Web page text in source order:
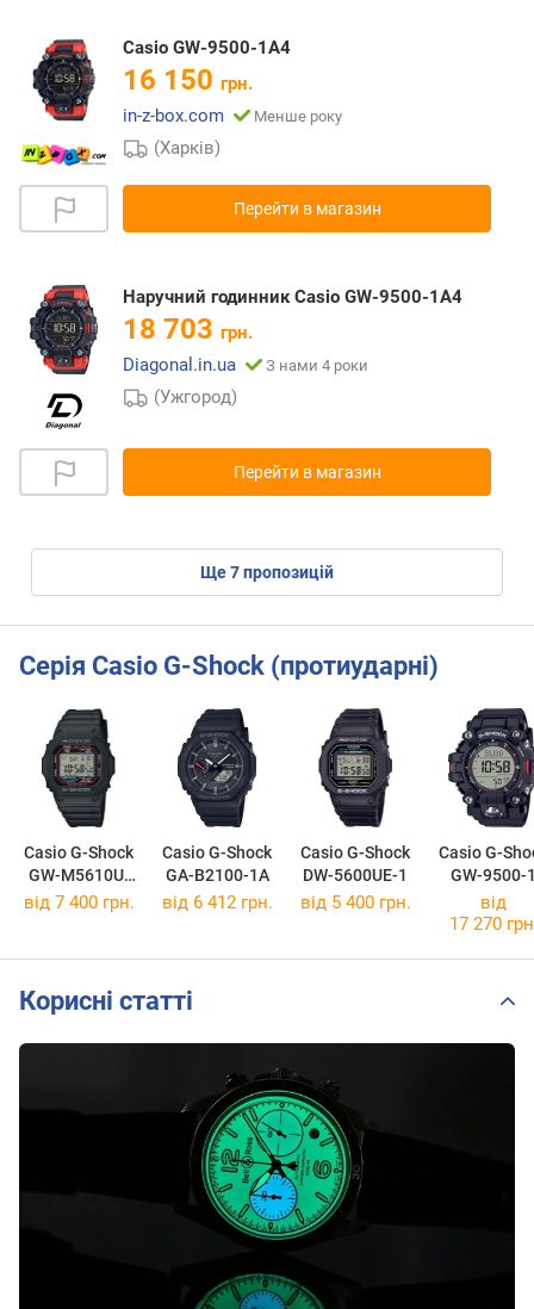
Casio GW-9500-1A4
16 150 грн.
in-z-box.com
Менше року
(Харків)
Перейти в магазин
Наручний годинник Casio GW-9500-1A4
18 703 грн.
Diagonal.in.ua
З нами 4 роки
(Ужгород)
Перейти в магазин
ще7пропозицій
Серія Casio G-Shock (протиударні)
Casio G-Shock
GW-M5610U-
1E
Casio G-Shock
GA-B2100-1A
Casio G-Shock
DW-5600UE-1
Casio G-
GW-9500-
від 7 400 грн. від 6 412 грн. від 5 400 грн.
від
17 270
Корисні статті